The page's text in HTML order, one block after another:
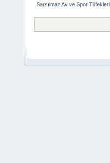
Sarsılmaz Av ve Spor Tüfekleri